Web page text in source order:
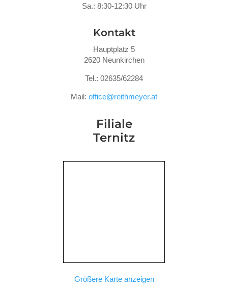
Sa.: 8:30-12:30 Uhr
Kontakt
Hauptplatz 5
2620 Neunkirchen
Tel.: 02635/62284
Mail: office@reithmeyer.at
Filiale
Ternitz
Größere Karte anzeigen